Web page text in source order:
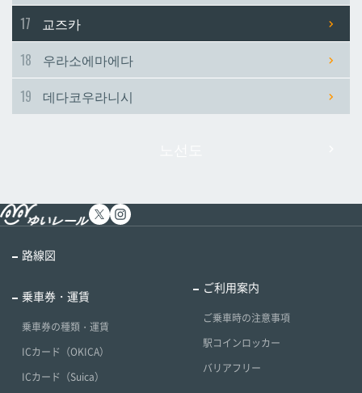
17
교즈카
18
우라소에마에다
19
데다코우라니시
路線図
乗車券・運賃
乗車券の種類・運賃
ICカード（OKICA）
ICカード（Suica）
ご利用案内
ご乗車時の注意事項
駅コインロッカー
バリアフリー